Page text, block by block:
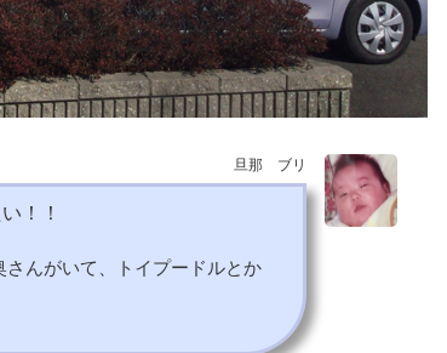
旦那 ブリ
！！
んがいて、トイプードルとか